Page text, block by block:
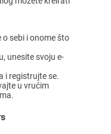
sebi i onome što
unesite svoju e-
i registrujte se.
u vrućim